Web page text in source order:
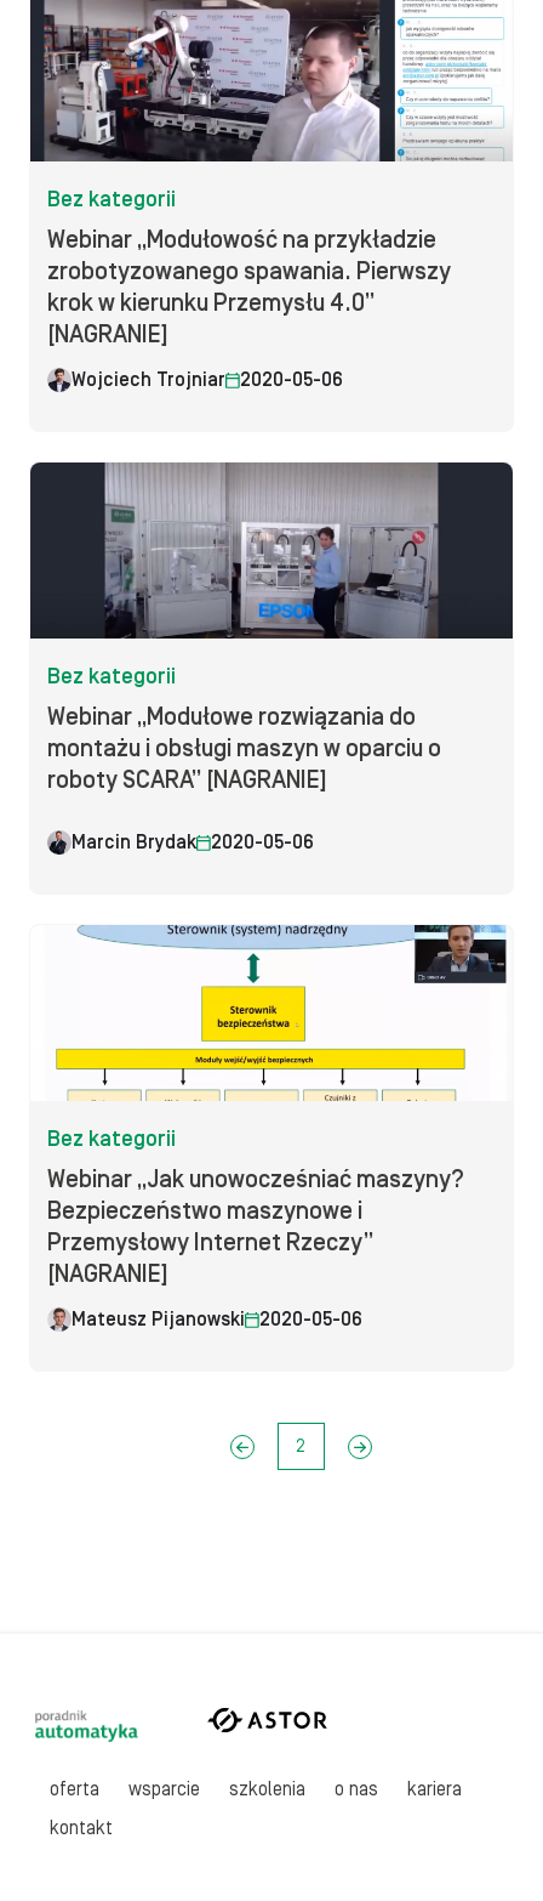
Bez kategorii
Webinar „Modułowość na przykładzie
zrobotyzowanego spawania. Pierwszy
krok w kierunku Przemysłu 4.0”
[NAGRANIE]
Wojciech Trojniar 2020-05-06
Bez kategorii
Webinar „Modułowe rozwiązania do
montażu i obsługi maszyn w oparciu o
roboty SCARA” [NAGRANIE]
Marcin Brydak 2020-05-06
Bez kategorii
Webinar „Jak unowocześniać maszyny?
Bezpieczeństwo maszynowe i
Przemysłowy Internet Rzeczy”
[NAGRANIE]
Mateusz Pijanowski 2020-05-06
<< 2 >>
oferta wsparcie szkolenia o nas
kariera
kontakt